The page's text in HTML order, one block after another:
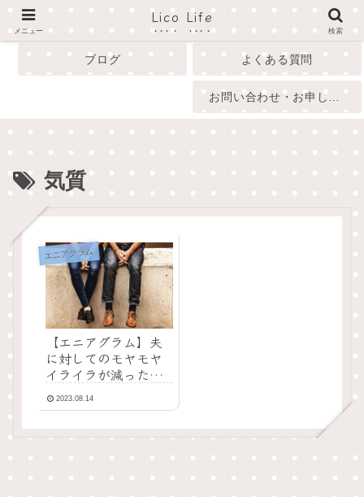
ブログ よくある質問
気質
エニアグラム
【エニアグラム】夫
に対してのモヤモヤ
イライラが減った理
由は？
2023.08.14
メニュー
Lico Life
検索